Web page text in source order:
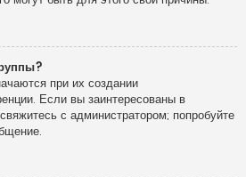
при их создании
Если вы заинтересованы в
с администратором; попробуйте